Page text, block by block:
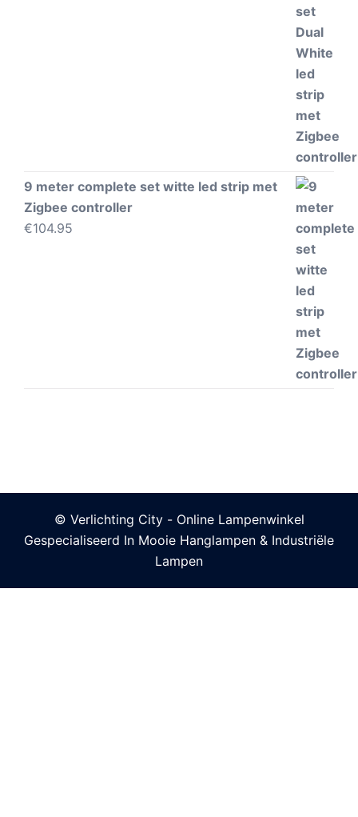
9 meter complete set witte led strip met
Zigbee controller
€104.95
© Verlichting City - Online Lampenwinkel
Gespecialiseerd In Mooie Hanglampen & Industriële
Lampen